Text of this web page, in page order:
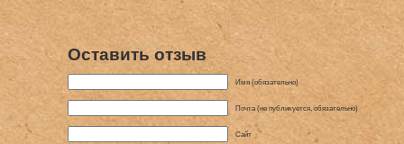
Оставить отзыв
Имя (обязательно)
Почта (не публикуется, обязательно)
Сайт